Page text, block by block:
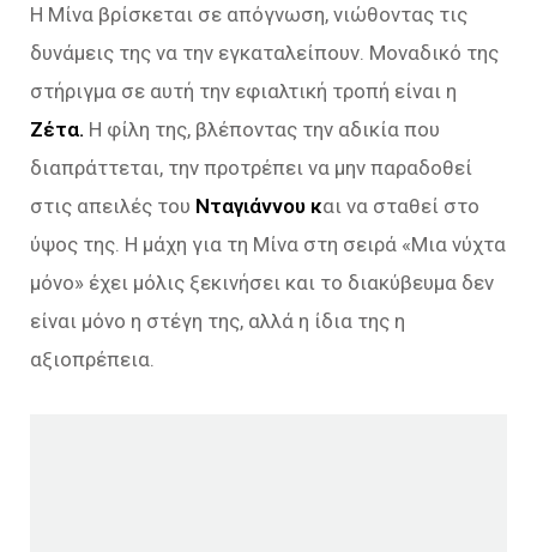
Η Μίνα βρίσκεται σε απόγνωση, νιώθοντας τις
δυνάμεις της να την εγκαταλείπουν. Μοναδικό της
στήριγμα σε αυτή την εφιαλτική τροπή είναι η
Ζέτα. Η φίλη της, βλέποντας την αδικία που
διαπράττεται, την προτρέπει να μην παραδοθεί
στις απειλές του Νταγιάννου και να σταθεί στο
ύψος της. Η μάχη για τη Μίνα στη σειρά «Μια νύχτα
μόνο» έχει μόλις ξεκινήσει και το διακύβευμα δεν
είναι μόνο η στέγη της, αλλά η ίδια της η
αξιοπρέπεια.